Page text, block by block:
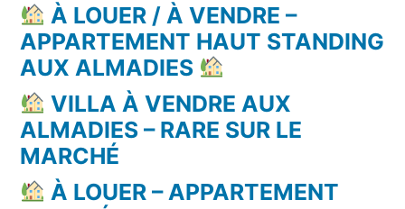
À LOUER / À VENDRE –
APPARTEMENT HAUT STANDING
AUX ALMADIES
VILLA À VENDRE AUX
ALMADIES – RARE SUR LE
MARCHÉ
À LOUER – APPARTEMENT